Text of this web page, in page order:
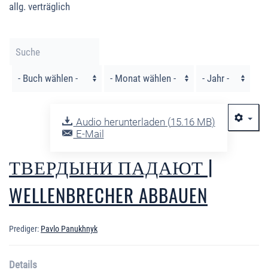
allg. verträglich
Filter
Audio herunterladen (15.16 MB)
E-Mail
ТВЕРДЫНИ ПАДАЮТ |
WELLENBRECHER ABBAUEN
Prediger: Pavlo Panukhnyk
Details